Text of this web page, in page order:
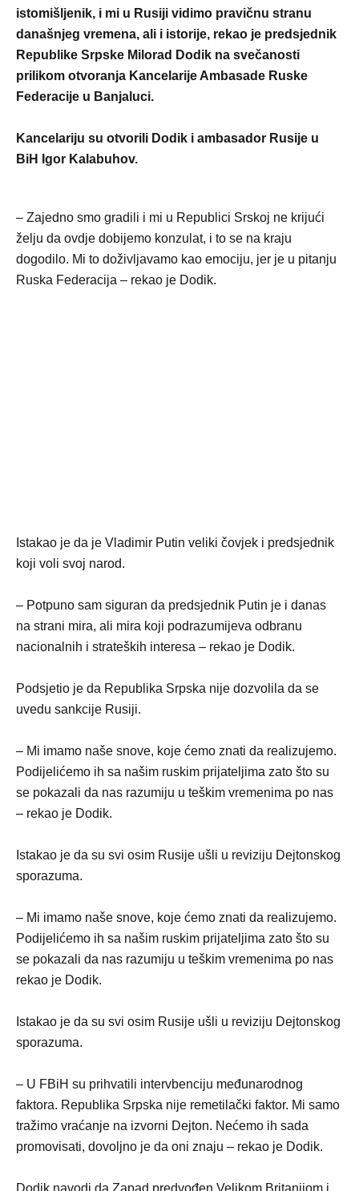
istomišljenik, i mi u Rusiji vidimo pravičnu stranu
današnjeg vremena, ali i istorije, rekao je predsjednik
Republike Srpske Milorad Dodik na svečanosti
prilikom otvoranja Kancelarije Ambasade Ruske
Federacije u Banjaluci.
Kancelariju su otvorili Dodik i ambasador Rusije u
BiH Igor Kalabuhov.
– Zajedno smo gradili i mi u Republici Srskoj ne krijući
želju da ovdje dobijemo konzulat, i to se na kraju
dogodilo. Mi to doživljavamo kao emociju, jer je u pitanju
Ruska Federacija – rekao je Dodik.
Istakao je da je Vladimir Putin veliki čovjek i predsjednik
koji voli svoj narod.
– Potpuno sam siguran da predsjednik Putin je i danas
na strani mira, ali mira koji podrazumijeva odbranu
nacionalnih i strateških interesa – rekao je Dodik.
Podsjetio je da Republika Srpska nije dozvolila da se
uvedu sankcije Rusiji.
– Mi imamo naše snove, koje ćemo znati da realizujemo.
Podijelićemo ih sa našim ruskim prijateljima zato što su
se pokazali da nas razumiju u teškim vremenima po nas
– rekao je Dodik.
Istakao je da su svi osim Rusije ušli u reviziju Dejtonskog
sporazuma.
– Mi imamo naše snove, koje ćemo znati da realizujemo.
Podijelićemo ih sa našim ruskim prijateljima zato što su
se pokazali da nas razumiju u teškim vremenima po nas
rekao je Dodik.
Istakao je da su svi osim Rusije ušli u reviziju Dejtonskog
sporazuma.
– U FBiH su prihvatili intervbenciju međunarodnog
faktora. Republika Srpska nije remetilački faktor. Mi samo
tražimo vraćanje na izvorni Dejton. Nećemo ih sada
promovisati, dovoljno je da oni znaju – rekao je Dodik.
Dodik navodi da Zapad predvođen Velikom Britanijom i